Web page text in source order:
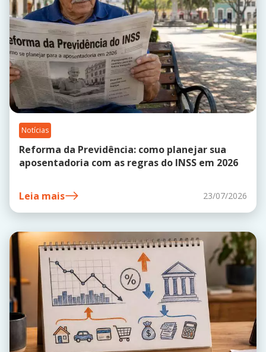
Notícias
Reforma da Previdência: como planejar sua
aposentadoria com as regras do INSS em 2026
Leia mais 23/07/2026